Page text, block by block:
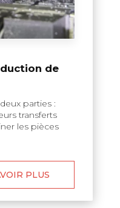
de
parties :
transferts
les pièces
PLUS